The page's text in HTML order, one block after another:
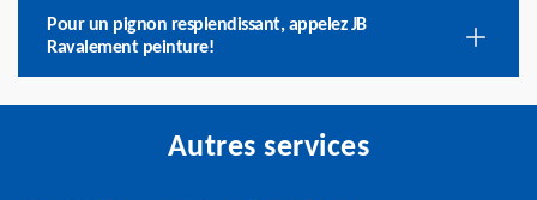
Pour un pignon resplendissant, appelez JB
Ravalement peinture!
Autres services